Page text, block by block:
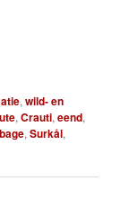
,wild- en
,Crauti,eend,
,Surkål,